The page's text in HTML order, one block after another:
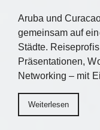
Aruba und
gemeinsam auf
Städte.
Präsentationen,
Networking – mit
Weiterlesen